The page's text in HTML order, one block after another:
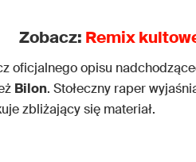
Zobacz: Remix
oficjalnego opisu
Bilon. Stołeczny raper
zbliżający się materiał.